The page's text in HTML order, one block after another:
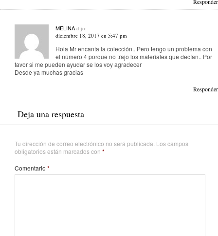
MELINA dijo:
diciembre 18, 2017 en 5:47 pm
Hola Mr encanta la colección.. Pero tengo un problema con
el número 4 porque no trajo los materiales que decían.. Por
favor si me pueden ayudar se los voy agradecer
Desde ya muchas gracias
Responder
Deja una respuesta
Tu dirección de correo electrónico no será publicada. Los campos
obligatorios están marcados con *
Comentario *